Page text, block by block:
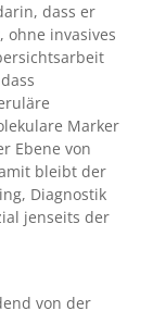
dass er
ohne invasives
Marker
Ebene von
bleibt der
Diagnostik
jenseits der
von der